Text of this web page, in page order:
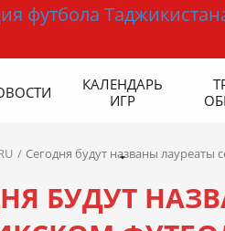
КАЛЕНДАРЬ
ИГР
Сегодня будут названы лауреаты
БУДУТ